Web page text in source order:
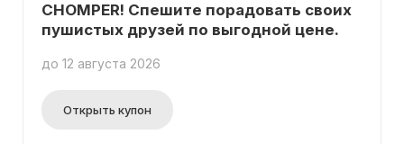
CHOMPER! Спешите порадовать своих
пушистых друзей по выгодной цене.
до 12 августа 2026
Открыть купон